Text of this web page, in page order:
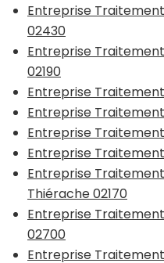
Entreprise
02430
Entreprise
02190
Entreprise Traitement
Entreprise
Entreprise
Entreprise
Entreprise
Thiérache 02170
Entreprise
02700
Entreprise